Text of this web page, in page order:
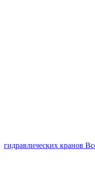
гидравлических кранов